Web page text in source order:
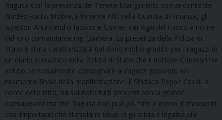
Ragusa con la presenza del Tenete Manganiello comandante del
Nucleo Radio Mobile, il tenente Allù della Guardia di Finanza, gli
Ispettori Antincendio Iacono e Gurrieri dei Vigili del Fuoco a nome
del loro comandante ing. Barbera. La presenza della Polizia di
Stato è stata caratterizzata dal dono molto gradito per i ragazzi di
un diario scolastico della Polizia di Stato che il dottore Chessari ha
voluto personalmente consegnare ai ragazzi presenti, nel
momento finale della manifestazione. Il Sindaco Peppe Cassì, a
nome della città, ha salutato tutti presenti con la grande
consapevolezza che Ragusa non può più fare a meno di momenti
così importanti che stimolano ideali di giustizia e legalità alle